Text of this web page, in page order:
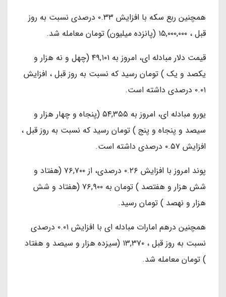
همچنین ربع سکه با افزایش ۰.۳۳ درصدی نسبت به روز
قبل ، ۱۵,۰۰۰,۰۰۰ (پانزده میلیون) تومان معامله شد.
قیمت دلار مبادله ای، امروز به ۴۹,۱۰۱ (چهل و نه هزار و
یکصد و یک ) تومان رسید که نسبت به روز قبل ، افزایش
۰.۰۱ درصدی داشته است.
یورو مبادله ای، امروز به ۵۴,۳۵۵ (پنجاه و چهار هزار و
سیصد و پنجاه و پنج ) تومان رسید که نسبت به روز قبل ،
افزایش ۰.۵۷ درصدی داشته است.
پوند امروز با افزایش ۰.۲۶ درصدی، از ۷۶,۷۰۰ (هفتاد و
شش هزار و هفتصد ) تومان به ۷۶,۹۰۰ (هفتاد و شش
هزار و نهصد ) تومان رسید.
همچنین درهم امارات مبادله ای با افزایش ۰.۰۱ درصدی
نسبت به روز قبل ، ۱۳,۳۷۰ (سیزده هزار و سیصد و هفتاد
) تومان معامله شد.